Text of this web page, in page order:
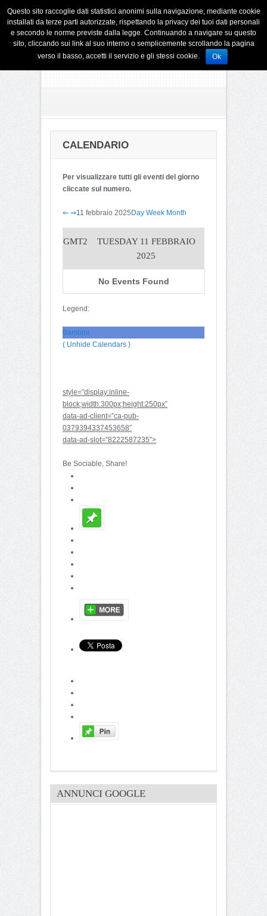
CALENDARIO
Per visualizzare tutti gli eventi del giorno
cliccate sul numero.
⇐ ⇒11 febbraio 2025Day Week Month
GMT2
TUESDAY 11 FEBBRAIO
2025
No Events Found
Legend:
Bambini
( Unhide Calendars )
style=”display:inline-
block;width:300px;height:250px”
data-ad-client=”ca-pub-
0379394337453658″
data-ad-slot=”8222587235″>
Be Sociable, Share!
ANNUNCI GOOGLE
Questo sito raccoglie dati statistici anonimi sulla navigazione, mediante cookie
installati da terze parti autorizzate, rispettando la privacy dei tuoi dati personali
e secondo le norme previste dalla legge. Continuando a navigare su questo
sito, cliccando sui link al suo interno o semplicemente scrollando la pagina
verso il basso, accetti il servizio e gli stessi cookie.
Ok